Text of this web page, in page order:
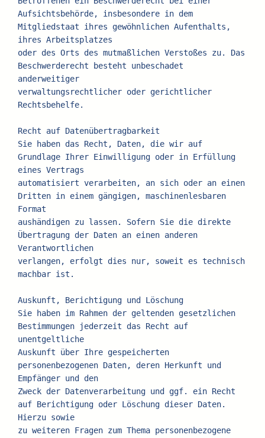
Aufsichtsbehörde, insbesondere in dem
Mitgliedstaat ihres gewöhnlichen Aufenthalts,
ihres Arbeitsplatzes
oder des Orts des mutmaßlichen Verstoßes zu. Das
Beschwerderecht besteht unbeschadet
anderweitiger
verwaltungsrechtlicher oder gerichtlicher
Rechtsbehelfe.
Recht auf Datenübertragbarkeit
Sie haben das Recht, Daten, die wir auf
Grundlage Ihrer Einwilligung oder in Erfüllung
eines Vertrags
automatisiert verarbeiten, an sich oder an einen
Dritten in einem gängigen, maschinenlesbaren
Format
aushändigen zu lassen. Sofern Sie die direkte
Übertragung der Daten an einen anderen
Verantwortlichen
verlangen, erfolgt dies nur, soweit es technisch
machbar ist.
Auskunft, Berichtigung und Löschung
Sie haben im Rahmen der geltenden gesetzlichen
Bestimmungen jederzeit das Recht auf
unentgeltliche
Auskunft über Ihre gespeicherten
personenbezogenen Daten, deren Herkunft und
Empfänger und den
Zweck der Datenverarbeitung und ggf. ein Recht
auf Berichtigung oder Löschung dieser Daten.
Hierzu sowie
zu weiteren Fragen zum Thema personenbezogene